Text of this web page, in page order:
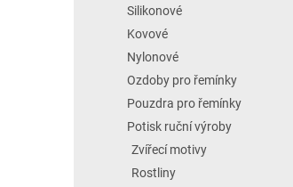
Silikonové
Kovové
Nylonové
Ozdoby pro řemínky
Pouzdra pro řemínky
Potisk ruční výroby
Zvířecí motivy
Rostliny